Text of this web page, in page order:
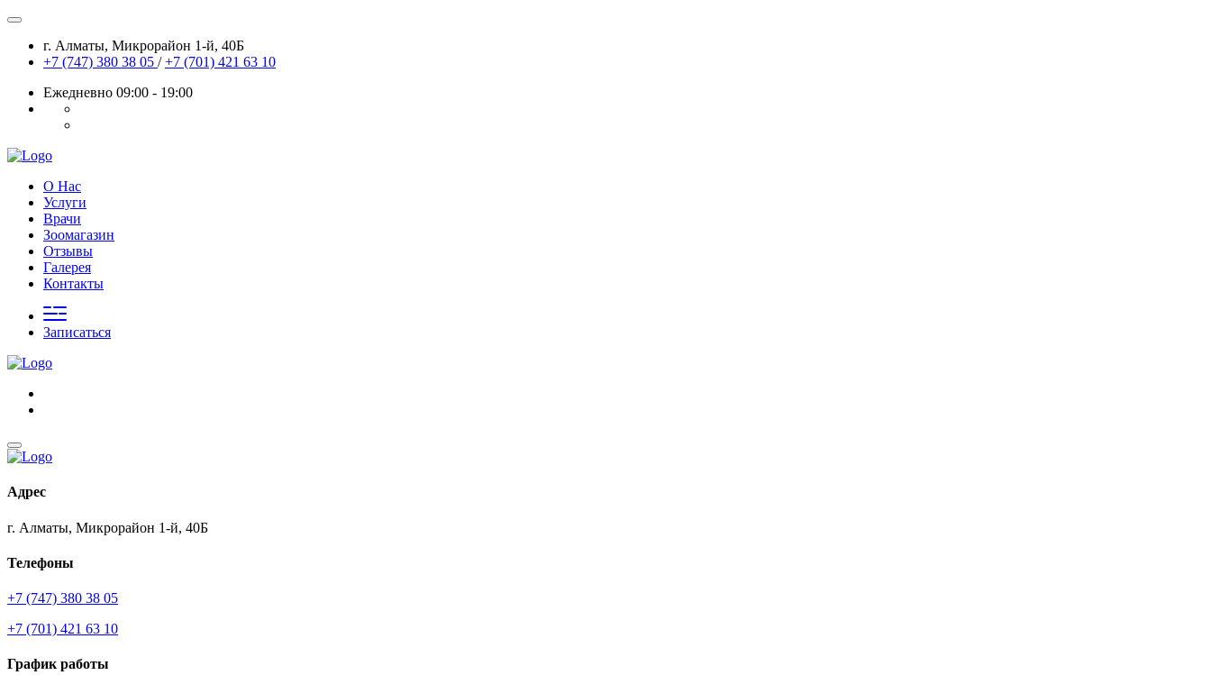
г. Алматы, Микрорайон 1-й, 40Б
+7 (747) 380 38 05 /+7 (701) 421 63 10
Ежедневно 09:00 - 19:00
О Нас
Услуги
Врачи
Зоомагазин
Отзывы
Галерея
Контакты
Записаться
Адрес
г. Алматы, Микрорайон 1-й, 40Б
Телефоны
+7 (747) 380 38 05
+7 (701) 421 63 10
График работы